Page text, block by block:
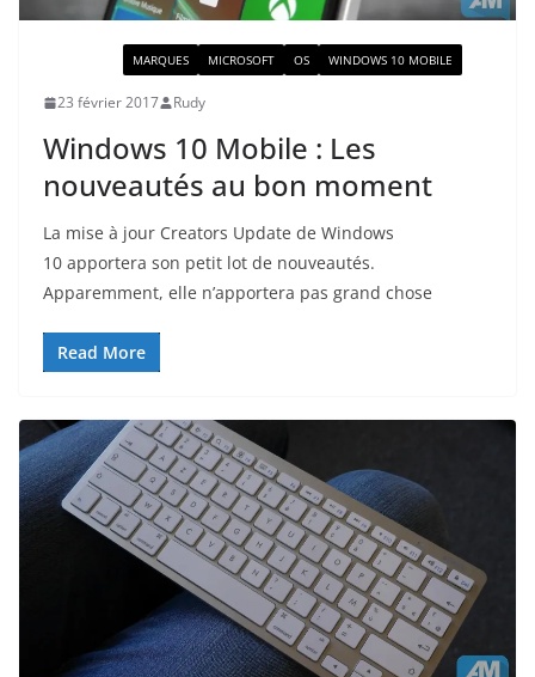
MARQUES MICROSOFT OS WINDOWS 10 MOBILE
23 février 2017 Rudy
Windows 10 Mobile : Les
nouveautés au bon moment
La mise à jour Creators Update de Windows
10 apportera son petit lot de nouveautés.
Apparemment, elle n’apportera pas grand chose
Read More